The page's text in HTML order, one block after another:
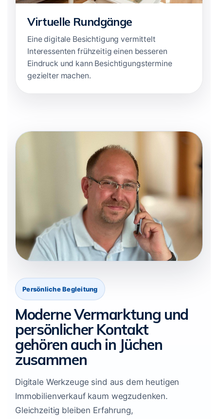
Virtuelle Rundgänge
Eine digitale Besichtigung vermittelt
Interessenten frühzeitig einen besseren
Eindruck und kann Besichtigungstermine
gezielter machen.
Persönliche Begleitung
Moderne Vermarktung und
persönlicher Kontakt
gehören auch in Jüchen
zusammen
Digitale Werkzeuge sind aus dem heutigen
Immobilienverkauf kaum wegzudenken.
Gleichzeitig bleiben Erfahrung,